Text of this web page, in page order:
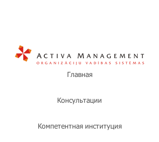
Главная
Консультации
Компетентная институция